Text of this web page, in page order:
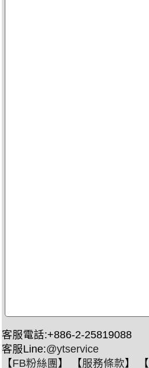
客服電話:+886-2-25819088
客服Line:@ytservice
【FB粉絲團 】 【服務條款】 【